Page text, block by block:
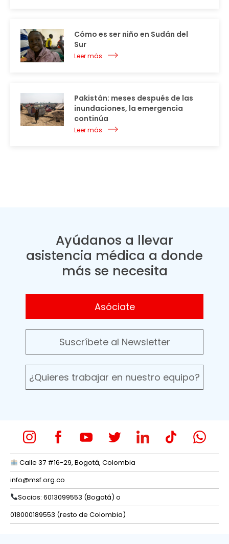
Cómo es ser niño en Sudán del
Sur
Leer más
Pakistán: meses después de las
inundaciones, la emergencia
continúa
Leer más
Ayúdanos a llevar
asistencia médica a donde
más se necesita
Asóciate
Suscríbete al Newsletter
¿Quieres trabajar en nuestro equipo?
Calle 37 #16-29, Bogotá, Colombia
info@msf.org.co
Socios: 6013099553 (Bogotá) o
018000189553 (resto de Colombia)